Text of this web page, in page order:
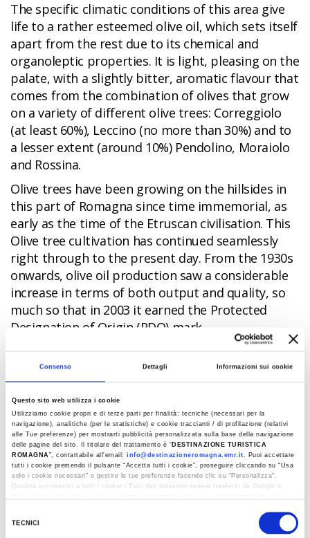
Consenso Dettagli Informazioni sui cookie
Questo sito web utilizza i cookie
Utilizziamo cookie propri e di terze parti per finalità: tecniche (necessari per la
navigazione), analitiche (per le statistiche) e cookie traccianti / di profilazione (relativi
alle Tue preferenze) per mostrarti pubblicità personalizzata sulla base della navigazione
delle pagine del sito. Il titolare del trattamento è “ DESTINAZIONE TURISTICA
ROMAGNA”, contattabile all'email:info@destinazioneromagna.emr.it. Puoi accettare
tutti i cookie premendo il pulsante “Accetta tutti i cookie”, proseguire cliccando su “Usa
solo i cookie necessari" o gestire le tue preferenze facendo clic su “Personalizza”.
Qualora acconsenti a tutti i cookie i Tuoi dati potranno essere trasferiti da Google in
TECNICI
The specific climatic conditions of this area give
life to a rather esteemed olive oil, which sets itself
apart from the rest due to its chemical and
organoleptic properties. It is light, pleasing on the
palate, with a slightly bitter, aromatic flavour that
comes from the combination of olives that grow
on a variety of different olive trees: Correggiolo
(at least 60%), Leccino (no more than 30%) and to
a lesser extent (around 10%) Pendolino, Moraiolo
and Rossina.
Olive trees have been growing on the hillsides in
this part of Romagna since time immemorial, as
early as the time of the Etruscan civilisation. This
Olive tree cultivation has continued seamlessly
right through to the present day. From the 1930s
onwards, olive oil production saw a considerable
increase in terms of both output and quality, so
much so that in 2003 it earned the Protected
Designation of Origin (PDO) mark.
The olives are harvested by hand every year in
autumn (20 October - 15 December). Once
stripped of their leaves and washed, in the two
days that follow, the olive oil is extracted using
only physical and mechanical processes.
In cuisine
PDO extra virgin olive oil from the Romagna hills
is delicious both as a dressing and to cook with. It
works beautifully drizzled over salads and when